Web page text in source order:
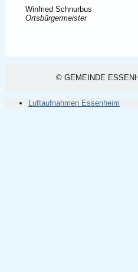
Winfried Schnurbus
Ortsbürgermeister
© GEMEINDE
Luftaufnahmen Essenheim